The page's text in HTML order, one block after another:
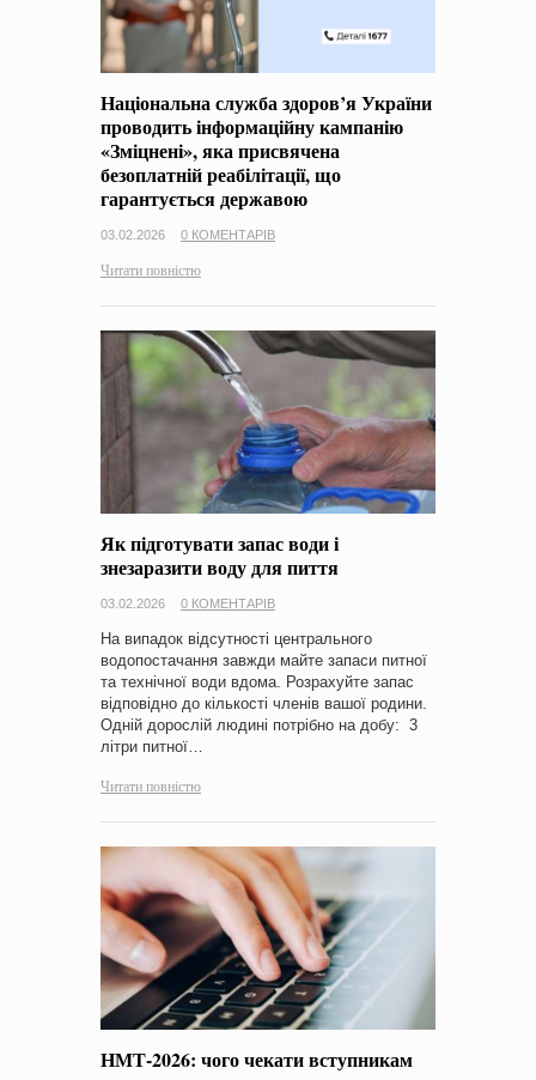
Національна служба здоров’я України
проводить інформаційну кампанію
«Зміцнені», яка присвячена
безоплатній реабілітації, що
гарантується державою
03.02.2026 0 КОМЕНТАРІВ
Читати повністю
Як підготувати запас води і
знезаразити воду для пиття
03.02.2026 0 КОМЕНТАРІВ
На випадок відсутності центрального
водопостачання завжди майте запаси питної
та технічної води вдома. Розрахуйте запас
відповідно до кількості членів вашої родини.
Одній дорослій людині потрібно на добу: 3
літри питної…
Читати повністю
НМТ-2026: чого чекати вступникам